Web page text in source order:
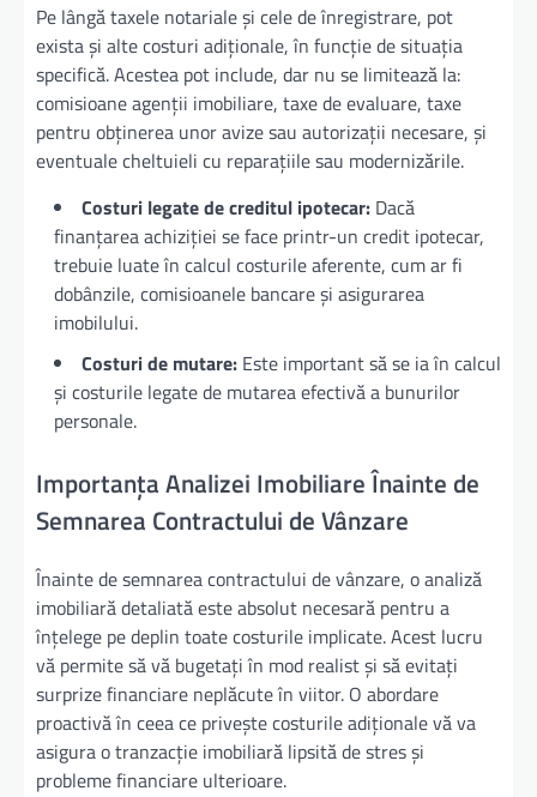
Pe lângă taxele notariale și cele de înregistrare, pot
exista și alte costuri adiționale, în funcție de situația
specifică. Acestea pot include, dar nu se limitează la:
comisioane agenții imobiliare, taxe de evaluare, taxe
pentru obținerea unor avize sau autorizații necesare, și
eventuale cheltuieli cu reparațiile sau modernizările.
Costuri legate de creditul ipotecar: Dacă
finanțarea achiziției se face printr-un credit ipotecar,
trebuie luate în calcul costurile aferente, cum ar fi
dobânzile, comisioanele bancare și asigurarea
imobilului.
Costuri de mutare: Este important să se ia în calcul
și costurile legate de mutarea efectivă a bunurilor
personale.
Importanța Analizei Imobiliare Înainte de
Semnarea Contractului de Vânzare
Înainte de semnarea contractului de vânzare, o analiză
imobiliară detaliată este absolut necesară pentru a
înțelege pe deplin toate costurile implicate. Acest lucru
vă permite să vă bugetați în mod realist și să evitați
surprize financiare neplăcute în viitor. O abordare
proactivă în ceea ce privește costurile adiționale vă va
asigura o tranzacție imobiliară lipsită de stres și
probleme financiare ulterioare.